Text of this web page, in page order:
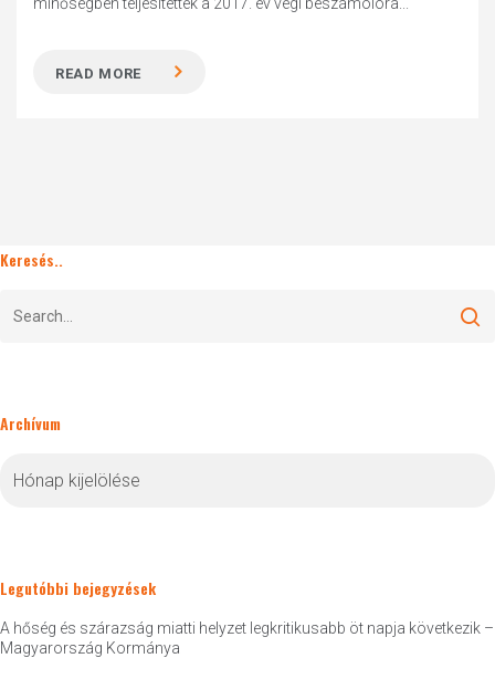
READ MORE
Keresés..
Archívum
Legutóbbi bejegyzések
A hőség és szárazság miatti helyzet legkritikusabb öt napja következik –
Magyarország Kormánya